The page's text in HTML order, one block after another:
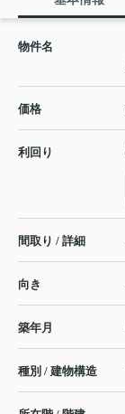
物件名
価格
利回り
間取り / 詳細
向き
築年月
種別 / 建物構造